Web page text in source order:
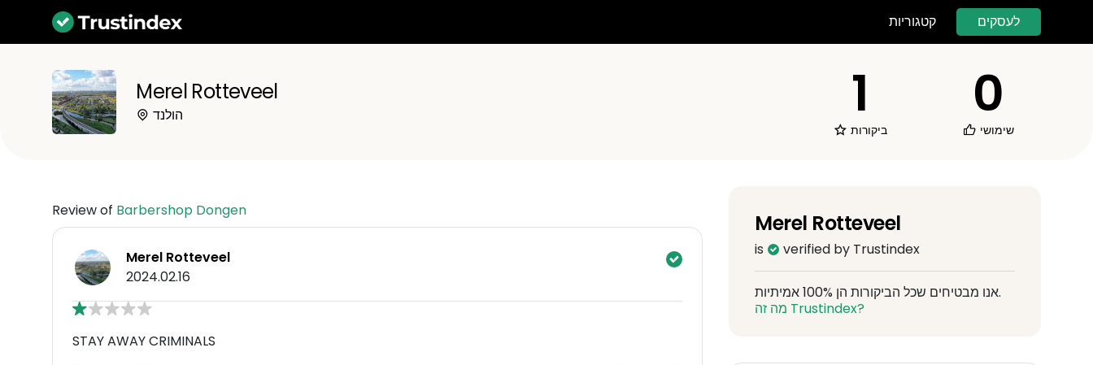
קטגוריות לעסקים
Merel Rotteveel
הולנד 1
ביקורות
0
שימושי
Review of Barbershop Dongen
Merel Rotteveel
2024.02.16
STAY AWAY CRIMINALS
Merel Rotteveel
is verified by Trustindex
אנו מבטיחים שכל הביקורות הן 100% אמיתיות.
מה זה Trustindex?